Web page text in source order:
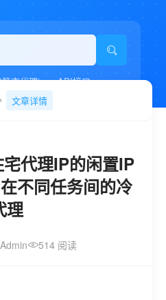
态代理ip
API接口
如何设置
文章详情
代理IP的闲置IP
不同任务间的冷
理
Admin 514 阅读